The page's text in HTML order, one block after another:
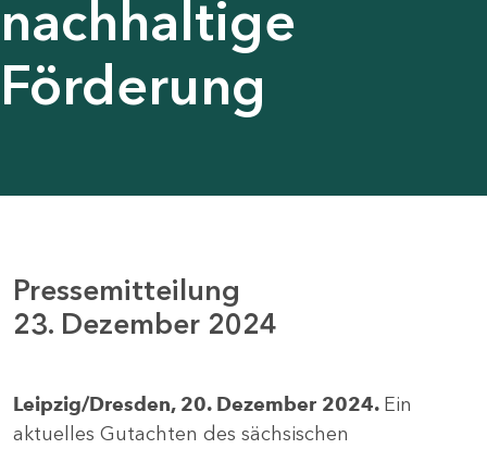
nachhaltige
Förderung
Pressemitteilung
23. Dezember 2024
Leipzig/Dresden, 20. Dezember 2024. Ein
aktuelles Gutachten des sächsischen